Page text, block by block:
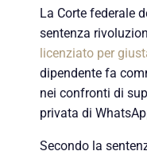
La Corte federale
sentenza
licenziato per
dipendente fa
nei confronti di
privata di
Secondo la